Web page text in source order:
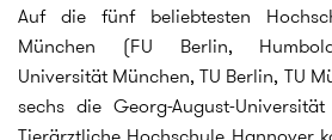
Auf die fünf beliebtesten
München (FU Berlin,
Universität München, TU Berlin, TU
sechs die Georg-August-